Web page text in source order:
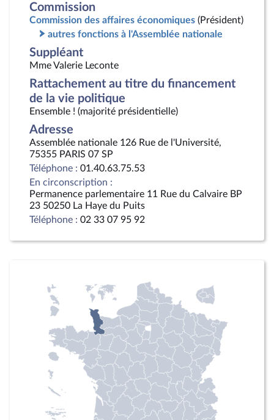
Commission
Commission des affaires économiques (Président)
autres fonctions à l'Assemblée nationale
Suppléant
Mme Valerie Leconte
Rattachement au titre du financement
de la vie politique
Ensemble ! (majorité présidentielle)
Adresse
Assemblée nationale 126 Rue de l'Université,
75355 PARIS 07 SP
Téléphone : 01.40.63.75.53
En circonscription :
Permanence parlementaire 11 Rue du Calvaire BP
23 50250 La Haye du Puits
Téléphone : 02 33 07 95 92